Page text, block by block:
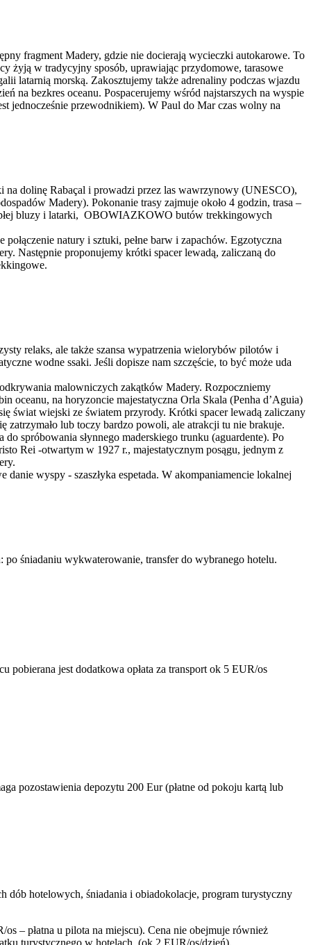
fragment Madery, gdzie nie docierają wycieczki autokarowe. To
żyją w tradycyjny sposób, uprawiając przydomowe, tarasowe
latarnią morską. Zakosztujemy także adrenaliny podczas wjazdu
na bezkres oceanu. Pospacerujemy wśród najstarszych na wyspie
jednocześnie przewodnikiem). W Paul do Mar czas wolny na
na dolinę Rabaçal i prowadzi przez las wawrzynowy (UNESCO),
Madery). Pokonanie trasy zajmuje około 4 godzin, trasa –
bluzy i latarki, OBOWIAZKOWO butów trekkingowych
natury i sztuki, pełne barw i zapachów. Egzotyczna
Następnie proponujemy krótki spacer lewadą, zaliczaną do
relaks, ale także szansa wypatrzenia wielorybów pilotów i
wodne ssaki. Jeśli dopisze nam szczęście, to być może uda
malowniczych zakątków Madery. Rozpoczniemy
oceanu, na horyzoncie majestatyczna Orla Skala (Penha d’Aguia)
świat wiejski ze światem przyrody. Krótki spacer lewadą zaliczany
zatrzymało lub toczy bardzo powoli, ale atrakcji tu nie brakuje.
spróbowania słynnego maderskiego trunku (aguardente). Po
Rei -otwartym w 1927 r., majestatycznym posągu, jednym z
wyspy - szaszłyka espetada. W akompaniamencie lokalnej
śniadaniu wykwaterowanie, transfer do wybranego hotelu.
jest dodatkowa opłata za transport ok 5 EUR/os
pozostawienia depozytu 200 Eur (płatne od pokoju kartą lub
dób hotelowych, śniadania i obiadokolacje, program turystyczny
– płatna u pilota na miejscu). Cena nie obejmuje również
turystycznego w hotelach (ok 2 EUR/os/dzień).